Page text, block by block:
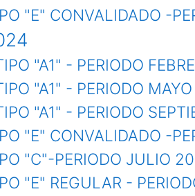
"E" CONVALIDADO -
"A1" - PERIODO
"A1" - PERIODO
"A1" - PERIODO
"E" CONVALIDADO -
"C"-PERIODO JULIO
"E" REGULAR -